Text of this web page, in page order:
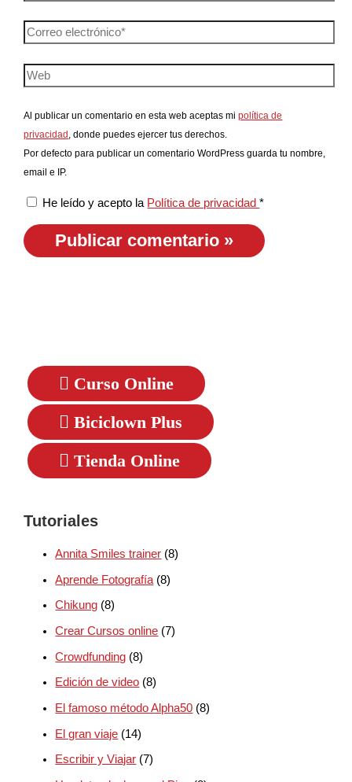
Al publicar un comentario en esta web aceptas mipolítica de
privacidad
, donde puedes ejercer tus derechos.
Por defecto para publicar un comentario WordPress guarda tu nombre,
email e IP.
He leído y acepto la Política de privacidad*
Curso Online
Biciclown Plus
Tienda Online
Tutoriales
Annita Smiles trainer (8)
Aprende Fotografía (8)
Chikung (8)
Crear Cursos online (7)
Crowdfunding (8)
Edición de video (8)
El famoso método Alpha50 (8)
El gran viaje (14)
Escribir y Viajar (7)